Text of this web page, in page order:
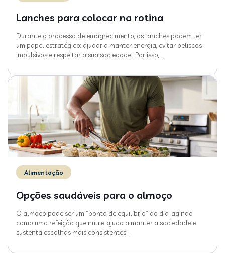
Lanches para colocar na rotina
Durante o processo de emagrecimento, os lanches podem ter
um papel estratégico: ajudar a manter energia, evitar beliscos
impulsivos e respeitar a sua saciedade. Por isso,
Alimentação
Opções saudáveis para o almoço
O almoço pode ser um “ponto de equilíbrio” do dia, agindo
como uma refeição que nutre, ajuda a manter a saciedade e
sustenta escolhas mais consistentes